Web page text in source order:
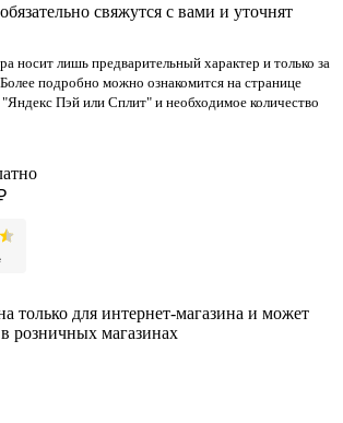
свяжутся с вами и уточнят
носит лишь предварительный характер и только за
подробно можно ознакомится на странице
Пэй или Сплит" и необходимое количество
только для интернет-магазина и может
розничных магазинах